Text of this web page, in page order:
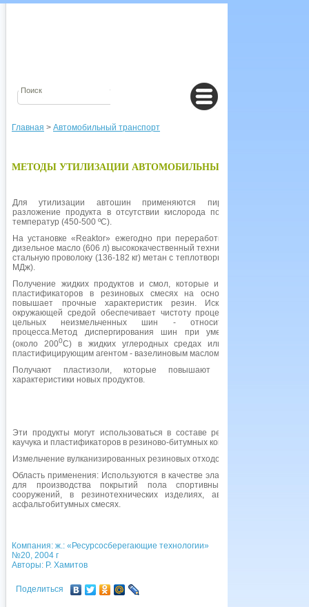
Главная > Автомобильный транспорт
МЕТОДЫ УТИЛИЗАЦИИ АВТОМОБИЛЬНЫХ ШИН
Для утилизации автошин применяются пиролиз; предполагает
разложение продукта в отсутствии кислорода под действием высоких
температур (450-500 ºС).
На установке «Reaktor» ежегодно при переработки 1 т шин получают:
дизельное масло (606 л) высококачественный технический углерод (227 кг)
стальную проволоку (136-182 кг) метан с теплотворной способностью (190
МДж).
Получение жидких продуктов и смол, которые используют в качестве
пластификаторов в резиновых смесях на основе бутилкаучука, что
повышает прочные характеристик резин. Исключение контакта с
окружающей средой обеспечивает чистоту процесса, а использование
цельных неизмельченных шин - относительную дешевизну
процесса.Метод диспергирования шин при умеренной температуре
(около 2000С) в жидких углеродных средах или при смешивание с
пластифицирующим агентом - вазелиновым маслом.
Получают пластизоли, которые повышают физико-механические
характеристики новых продуктов.
Эти продукты могут использоваться в составе резин, частично вместо
каучука и пластификаторов в резиново-битумных композициях.
Измельчение вулканизированных резиновых отходов.
Область применения: Используются в качестве эластичного наполнителя
для производства покрытий пола спортивных и промышленных
сооружений, в резинотехнических изделиях, автомобильных шинах,
асфальтобитумных смесях.
Компания: ж.: «Ресурсосберегающие технологии»
№20, 2004 г
Авторы: Р. Хамитов
Поделиться